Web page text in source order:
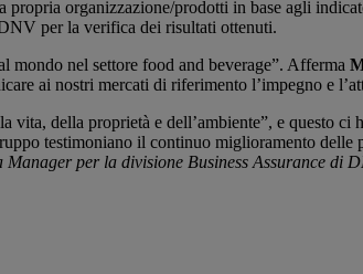
propria organizzazione/prodotti in base agli
per la verifica dei risultati ottenuti.
nel settore food and beverage”. Afferma
ai nostri mercati di riferimento l’impegno e
della proprietà e dell’ambiente”, e questo
testimoniano il continuo miglioramento
Manager per la divisione Business Assurance di